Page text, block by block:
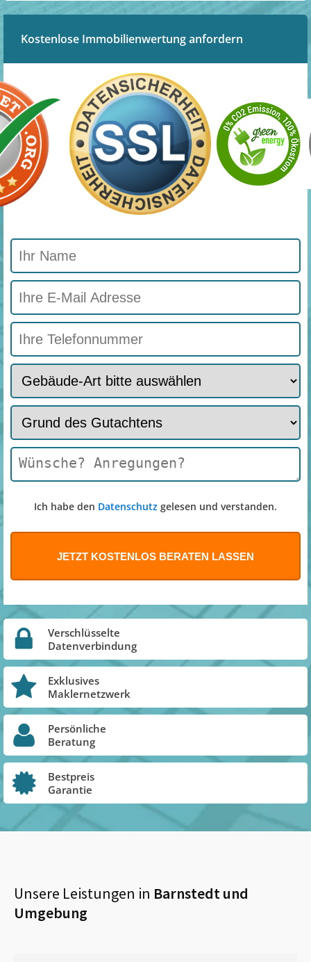
Kostenlose Immobilienwertung anfordern
Ich habe den Datenschutz gelesen und verstanden.
Verschlüsselte
Datenverbindung
Exklusives
Maklernetzwerk
Persönliche
Beratung
Bestpreis
Garantie
Unsere Leistungen in Barnstedtund
Umgebung